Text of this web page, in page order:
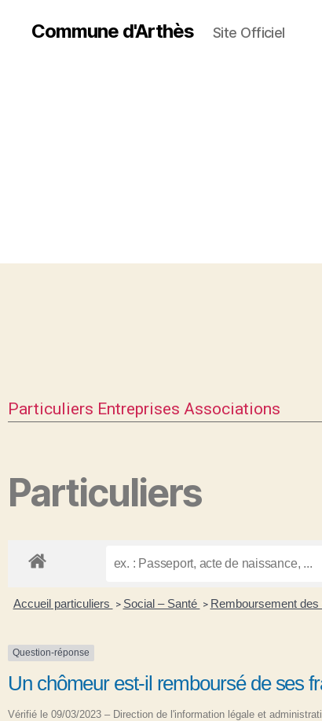
Commune d'Arthès Site Officiel
Particuliers Entreprises Associations
Particuliers
Accueil particuliers > Social – Santé > Remboursement
Question-réponse
Un chômeur est-il remboursé de ses
Vérifié le 09/03/2023 – Direction de l'information légale et